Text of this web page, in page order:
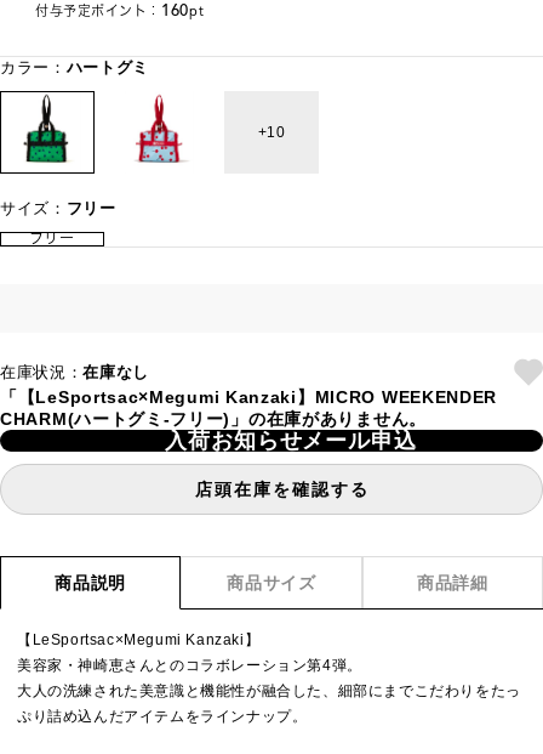
付与予定ポイント： 160pt
カラー： ハートグミ
10
サイズ： フリー
フリー
在庫状況：在庫なし
「【LeSportsac×Megumi Kanzaki】MICRO WEEKENDER
CHARM(ハートグミ-フリー)」の在庫がありません。
入荷お知らせメール申込
店頭在庫を確認する
商品説明 商品サイズ 商品詳細
【LeSportsac×Megumi Kanzaki】
美容家・神崎恵さんとのコラボレーション第4弾。
大人の洗練された美意識と機能性が融合した、細部にまでこだわりをたっ
ぷり詰め込んだアイテムをラインナップ。